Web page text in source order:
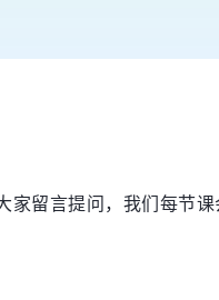
留言提问，我们每节